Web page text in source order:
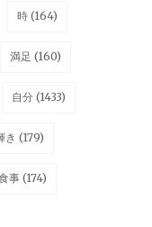
時 (164)
満足 (160)
自分 (1433)
き (179)
事 (174)